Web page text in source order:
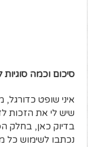
סיכום וכמה
איני שופט
שיש לי את הזכות
בדיוק כאן, בחלק
נכתבו לשימוש כל